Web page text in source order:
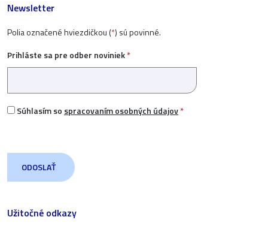
Užitočné odkazy
Newsletter
Polia označené hviezdičkou (*) sú povinné.
Prihláste sa pre odber noviniek*
Súhlasím so spracovaním osobných údajov*